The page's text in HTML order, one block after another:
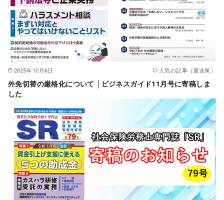
2025年10月6日 人気の記事（運送業）
外免切替の厳格化について │ビジネスガイド11月号に寄稿しま
した